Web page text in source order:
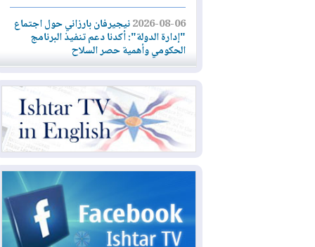
2026-08-06نيجيرفان بارزاني حول اجتماع
"إدارة الدولة": أكدنا دعم تنفيذ البرنامج
الحكومي وأهمية حصر السلاح
2026-08-06ائتلاف ادارة الدولة: من
يقومون بسلوك يهدد امن البلاد خارجون عن
القانون يجب محاربتهم
2026-08-06بعد هجومين قرب باب المندب..
الأحمر
2026-08-06مئات القاصرين بلا مأوى.. أزمة
سبتة تتصاعد وتضغط على مدريد